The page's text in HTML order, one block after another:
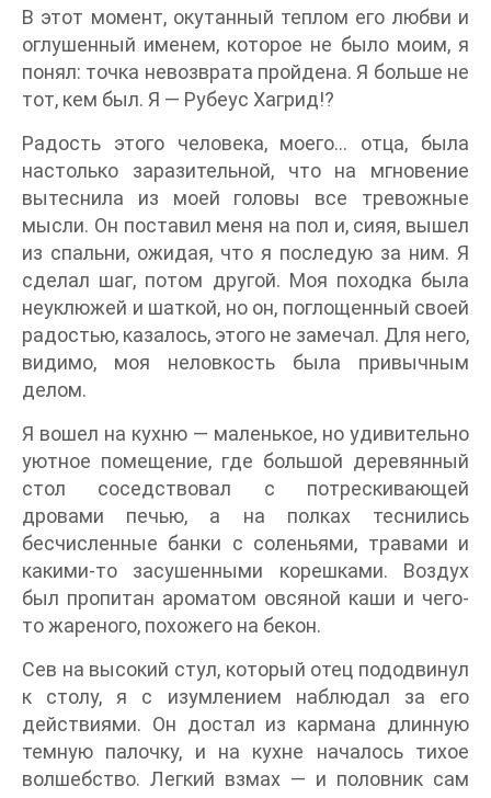
В этот момент, окутанный теплом его любви и
оглушенный именем, которое не было моим, я
понял: точка невозврата пройдена. Я больше не
тот, кем был. Я — Рубеус Хагрид!?
Радость этого человека, моего… отца, была
настолько заразительной, что на мгновение
вытеснила из моей головы все тревожные
мысли. Он поставил меня на пол и, сияя, вышел
из спальни, ожидая, что я последую за ним. Я
сделал шаг, потом другой. Моя походка была
неуклюжей и шаткой, но он, поглощенный своей
радостью, казалось, этого не замечал. Для него,
видимо, моя неловкость была привычным
делом.
Я вошел на кухню — маленькое, но удивительно
уютное помещение, где большой деревянный
стол соседствовал с потрескивающей
дровами печью, а на полках теснились
бесчисленные банки с соленьями, травами и
какими-то засушенными корешками. Воздух
был пропитан ароматом овсяной каши и чего-
то жареного, похожего на бекон.
Сев на высокий стул, который отец пододвинул
к столу, я с изумлением наблюдал за его
действиями. Он достал из кармана длинную
темную палочку, и на кухне началось тихое
волшебство. Легкий взмах — и половник сам